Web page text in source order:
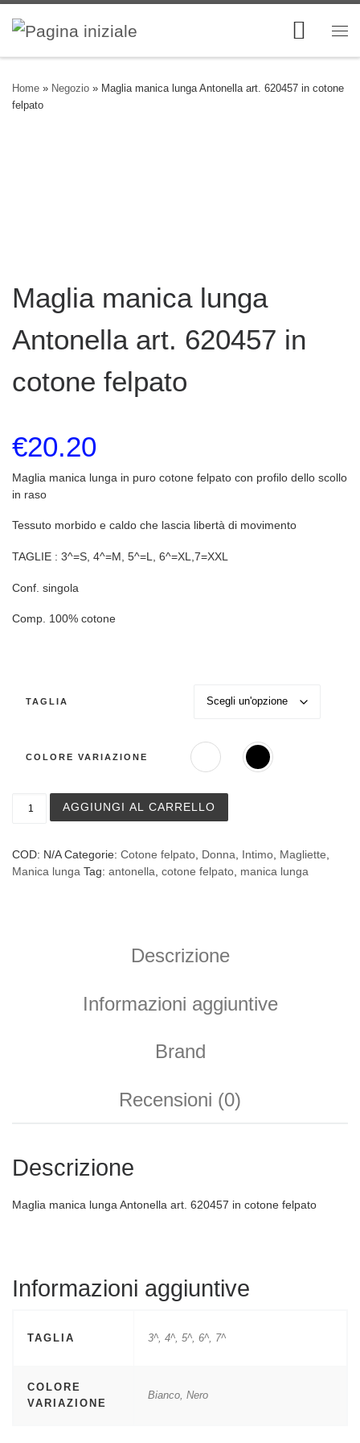
Skip to content
Home » Negozio » Maglia manica lunga Antonella art. 620457 in cotone
felpato
Maglia manica lunga
Antonella art. 620457 in
cotone felpato
€20.20
Maglia manica lunga in puro cotone felpato con profilo dello scollo
in raso
Tessuto morbido e caldo che lascia libertà di movimento
TAGLIE : 3^=S, 4^=M, 5^=L, 6^=XL,7=XXL
Conf. singola
Comp. 100% cotone
TAGLIA
COLORE VARIAZIONE
Maglia manica lunga Antonella art. 620457 in cotone
AGGIUNGI AL CARRELLO
COD: N/A Categorie: Cotone felpato Donna Intimo Magliette
Manica lunga Tag: antonella cotone felpato manica lunga
Descrizione
Informazioni aggiuntive
Brand
Recensioni (0)
Descrizione
Maglia manica lunga Antonella art. 620457 in cotone felpato
Informazioni aggiuntive
TAGLIA 3^, 4^, 5^, 6^, 7^
COLORE
VARIAZIONE
Bianco, Nero